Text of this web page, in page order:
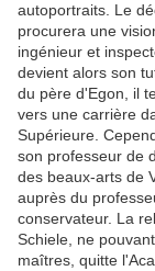
autoportraits. Le
procurera une
ingénieur et
devient alors son
du père d'Egon, il
vers une carrière
Supérieure.
son professeur de
des beaux-arts de
auprès du
conservateur. La
Schiele, ne
maîtres, quitte